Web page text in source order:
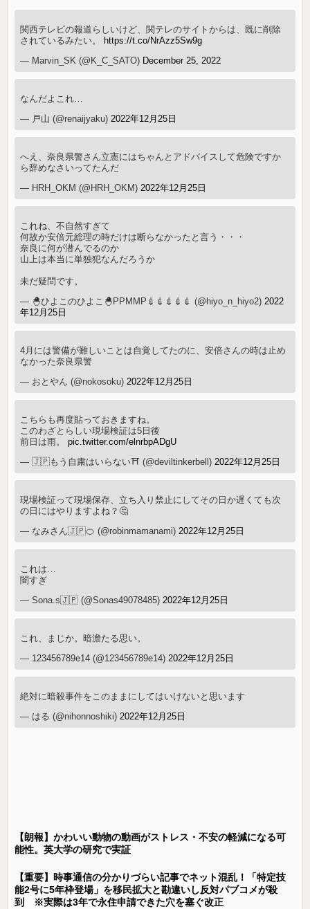
関西テレビの報道らしいけど、関テレのサイトからは、既に削除
されているみたい。 https://t.co/NrAzz5Sw9g
— Marvin_SK (@K_C_SATO) December 25, 2022
なんだよこれ…
— 戸山 (@renaijyaku) 2022年12月25日
へえ、奈良県警さん立憲にはちゃんとアドバイスして危険ですか
ら辞めなさいってたんだ
— HRH_OKM (@HRH_OKM) 2022年12月25日
これね、不自然すぎて
何故か安倍元総理の時だけは断らなかったと言う・・・
奈良に何が潜んでるのか
山上は本当に単独犯なんだろうか
未だ疑問です。
— 🐣ひよこのひよこ🐣PPMMP💉💉💉💉💉 (@hiyo_n_hiyo2) 2022
年12月25日
4月には警備が難しいことは自覚してたのに、安倍さんの時は止め
なかった奈良県警
— おとやん (@nokosoku) 2022年12月25日
こちらも再度貼っておきますね。
このわざとらしい現場検証は5日後
前日は雨。pic.twitter.com/elnrbpADgU
— 🇯🇵もう自粛はいらない⛩ (@deviltinkerbell) 2022年12月25日
現場検証って現場保存、立ち入り禁止にしてその日か遅くても次
の日にはやりますよね？🤔
— なみさん🇯🇵🍊 (@robinmamanami) 2022年12月25日
これは…
闇すぎ
— Sona.s🇯🇵 (@Sonas49078485) 2022年12月25日
これ、まじか。暗澹たる思い。
— 123456789e14 (@123456789e14) 2022年12月25日
絶対に暗殺事件をこのままにしてはいけないと思います
— はる (@nihonnoshiki) 2022年12月25日
【朗報】かわいい動物の動画がストレス・不安の軽減になる可
能性。英大学の研究で実証
【重要】時事通信の分かりづらい記事でネット混乱！「特定技
能2号に5年枠登場」を移民拡大と勘違いし反対パブコメが殺
到 ※実際は3年で永住申請できた穴を塞ぐ改正